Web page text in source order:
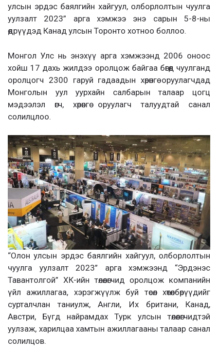
улсын эрдэс баялгийн хайгуул, олборлолтын чуулга
уулзалт 2023” арга хэмжээ энэ сарын 5-8-ны
өдрүүдэд Канад улсын Торонто хотноо боллоо.
Монгол Улс нь энэхүү арга хэмжээнд 2006 оноос
хойш 17 дахь жилдээ оролцож байгаа бөгөөд чуулганд
оролцогч 2300 гаруй гадаадын хөрөнгө оруулагчдад
Монголын уул уурхайн салбарын талаар цогц
мэдээлэл өгч, хөрөнгө оруулагч талуудтай санал
солилцлоо.
“Олон улсын эрдэс баялгийн хайгуул, олборлолтын
чуулга уулзалт 2023” арга хэмжээнд “Эрдэнэс
Тавантолгой” ХК-ийн төлөөлөгчид оролцож компанийн
үйл ажиллагаа, хэрэгжүүлж буй төсөл хөтөлбөрүүдийг
сурталчлан таниулж, Англи, Их британи, Канад,
Австри, Бүгд найрамдах Турк улсын төлөөлөгчидтэй
уулзаж, харилцаа хамтын ажиллагааны талаар санал
солилцов.